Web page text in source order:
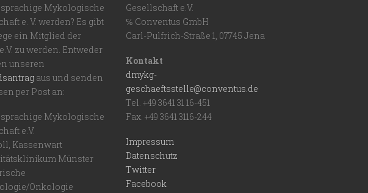
Mykologische
e. V. werden? Es gibt
ein Mitglied der
zu werden. Entweder
unseren
aus und senden
per Post an:
Mykologische
e.V.
Kassenwart
Münster
Onkologie
Gesellschaft e.V.
℅ Conventus GmbH
Carl-Pulfrich-Straße 1, 07745 Jena
Kontakt
dmykg-
geschaeftsstelle@conventus.de
Tel. +49 3641 31 16-451
Fax. +49 3641 3116-244
Impressum
Datenschutz
Twitter
Facebook